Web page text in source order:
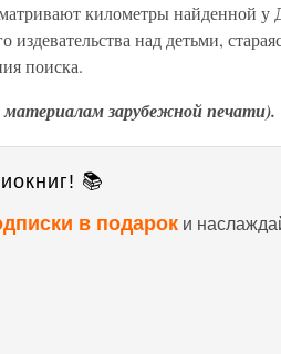
километры найденной
над детьми,
поиска.
зарубежной печати).
📚
в подарок и